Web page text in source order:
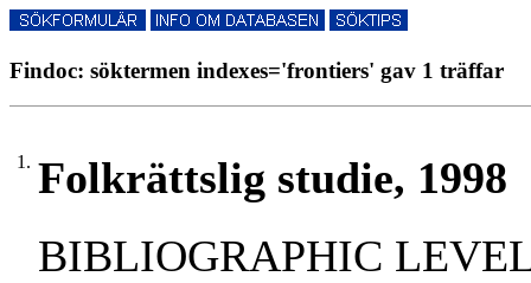
Findoc: söktermen indexes='frontiers' gav 1 träffar
1. Folkrättslig studie, 1998
BIBLIOGRAPHIC